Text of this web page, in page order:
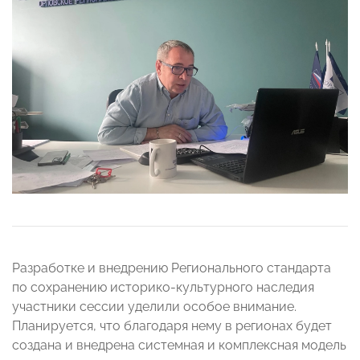
Разработке и внедрению Регионального стандарта
по сохранению историко-культурного наследия
участники сессии уделили особое внимание.
Планируется, что благодаря нему в регионах будет
создана и внедрена системная и комплексная модель